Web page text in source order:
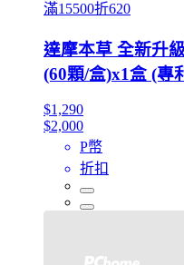
滿15500折620
達摩本草 全新升
(60顆/盒)x1盒 (專
$1,290
$2,000
P幣
折扣